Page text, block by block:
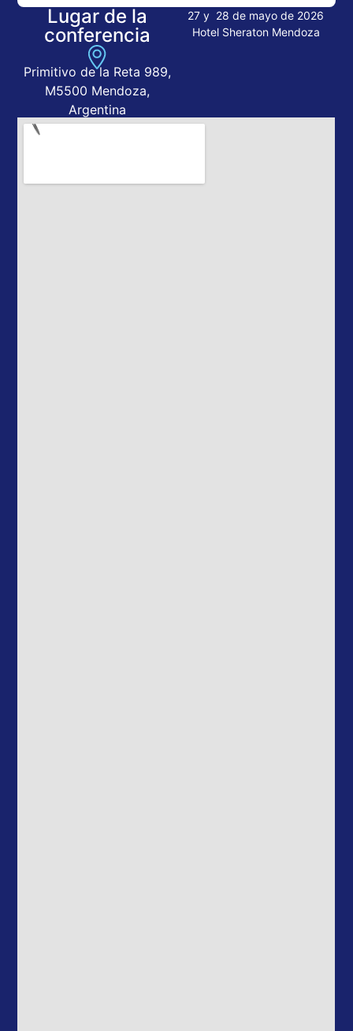
Lugar de la
conferencia
Primitivo de la Reta 989,
M5500 Mendoza,
Argentina
27 y 28 de mayo de 2026
Hotel Sheraton Mendoza